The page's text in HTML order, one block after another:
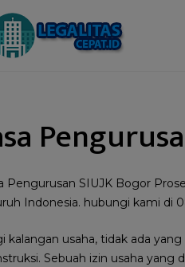
Pengurusan SIUJK Bogor
Indonesia. hubungi kami di
kalangan usaha, tidak ada
Sebuah izin usaha yang